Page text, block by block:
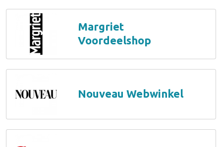
Margriet
Voordeelshop
Nouveau Webwinkel